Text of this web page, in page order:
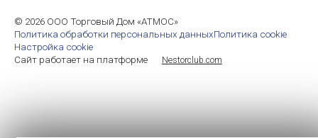
© 2026 ООО Торговый Дом «АТМОС»
Политика обработки персональных данныхПолитика cookie
Настройка cookie
Сайт работает на платформе
Nestorclub.com